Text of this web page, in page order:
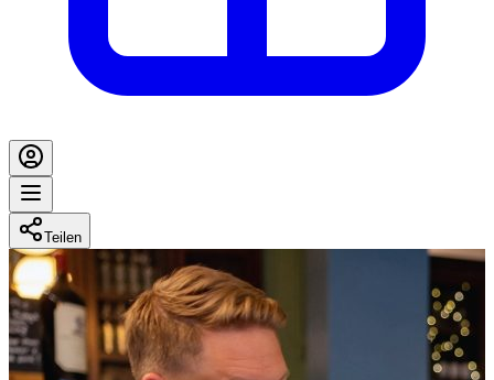
Teilen